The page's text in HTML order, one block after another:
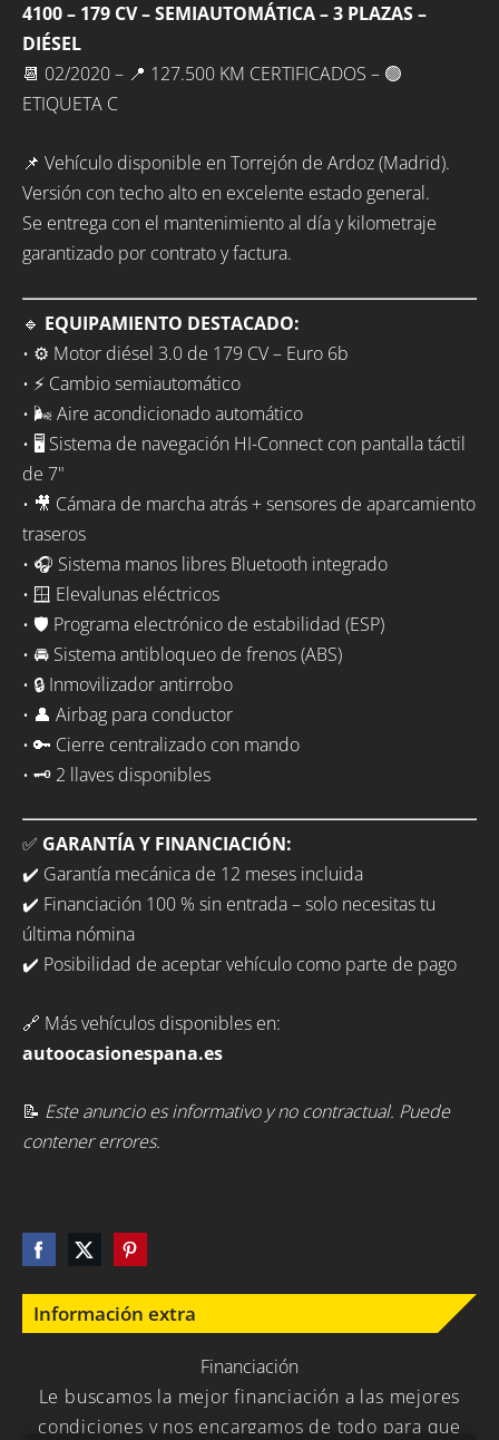
Información extra
Financiación
Le buscamos la mejor financiación a las mejores
condiciones y nos encargamos de todo para que
4100 – 179 CV – SEMIAUTOMÁTICA – 3 PLAZAS –
DIÉSEL
📆 02/2020 – 📍 127.500 KM CERTIFICADOS – 🟢
ETIQUETA C
📌 Vehículo disponible en Torrejón de Ardoz (Madrid).
Versión con techo alto en excelente estado general.
Se entrega con el mantenimiento al día y kilometraje
garantizado por contrato y factura.
🔹 EQUIPAMIENTO DESTACADO:
• ⚙️ Motor diésel 3.0 de 179 CV – Euro 6b
• ⚡ Cambio semiautomático
• 🌬️ Aire acondicionado automático
• 🖥️ Sistema de navegación HI-Connect con pantalla táctil
de 7"
• 🎥 Cámara de marcha atrás + sensores de aparcamiento
traseros
• 🎧 Sistema manos libres Bluetooth integrado
• 🪟 Elevalunas eléctricos
• 🛡️ Programa electrónico de estabilidad (ESP)
• 🚘 Sistema antibloqueo de frenos (ABS)
• 🔒 Inmovilizador antirrobo
• 👤 Airbag para conductor
• 🔑 Cierre centralizado con mando
• 🗝️ 2 llaves disponibles
✅ GARANTÍA Y FINANCIACIÓN:
✔️ Garantía mecánica de 12 meses incluida
✔️ Financiación 100 % sin entrada – solo necesitas tu
última nómina
✔️ Posibilidad de aceptar vehículo como parte de pago
🔗 Más vehículos disponibles en:
autoocasionespana.es
📝 Este anuncio es informativo y no contractual. Puede
contener errores.